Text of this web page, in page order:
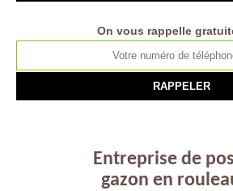
On vous rappelle
Entreprise de
gazon en